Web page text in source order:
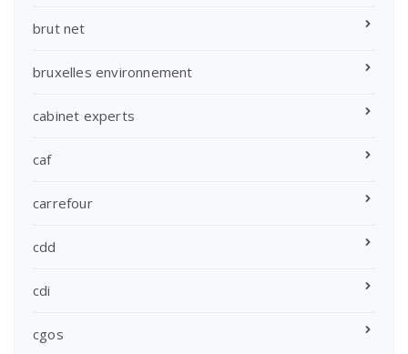
brut net
bruxelles environnement
cabinet experts
caf
carrefour
cdd
cdi
cgos